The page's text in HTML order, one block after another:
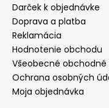
Darček k objednávke
Doprava a platba
Reklamácia
Hodnotenie obchodu
Všeobecné
Ochrana osobných
Moja objednávka